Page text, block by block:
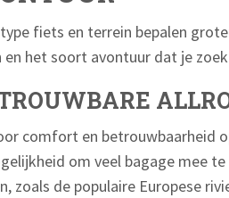
fiets en terrein bepalen
het soort avontuur dat je
comfort en betrouwbaarheid
om veel bagage mee
zoals de populaire Europese